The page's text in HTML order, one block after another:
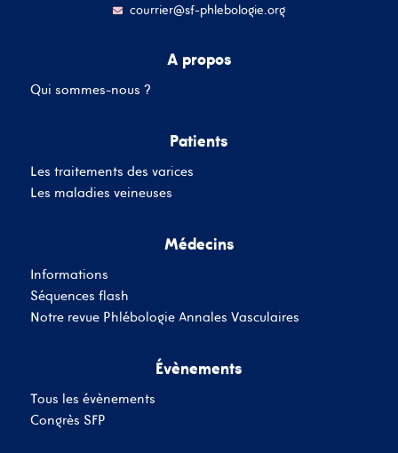
courrier@sf-phlebologie.org
A propos
Qui sommes-nous ?
Patients
Les traitements des varices
Les maladies veineuses
Médecins
Informations
Séquences flash
Notre revue Phlébologie Annales Vasculaires
Évènements
Tous les évènements
Congrès SFP
adresse mail
Se souvenir de moi
SE CONNECTER
Inscrivez-Vous